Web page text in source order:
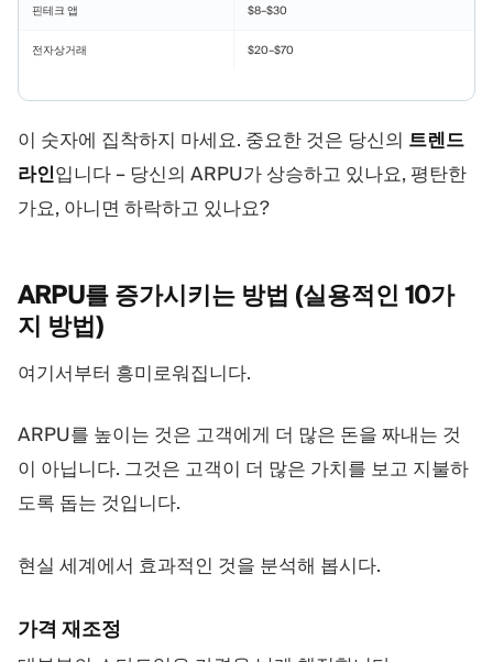
핀테크 앱 $8–$30
전자상거래 $20–$70
이 숫자에 집착하지 마세요. 중요한 것은 당신의 트렌드
라인입니다 – 당신의 ARPU가 상승하고 있나요, 평탄한
가요, 아니면 하락하고 있나요?
ARPU를 증가시키는 방법 (실용적인 10가
지 방법)
여기서부터 흥미로워집니다.
ARPU를 높이는 것은 고객에게 더 많은 돈을 짜내는 것
이 아닙니다. 그것은 고객이 더 많은 가치를 보고 지불하
도록 돕는 것입니다.
현실 세계에서 효과적인 것을 분석해 봅시다.
가격 재조정